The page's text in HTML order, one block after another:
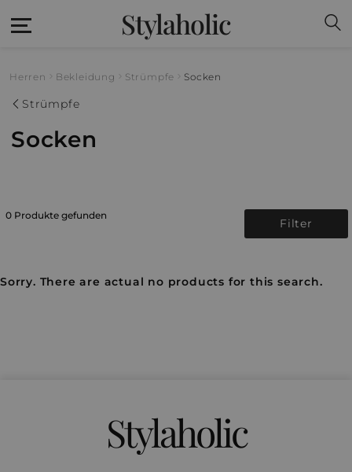
Stylaholic
Herren Bekleidung Strümpfe Socken
Strümpfe
Socken
0 Produkte gefunden
Filter
Sorry. There are actual no products for this search.
Stylaholic